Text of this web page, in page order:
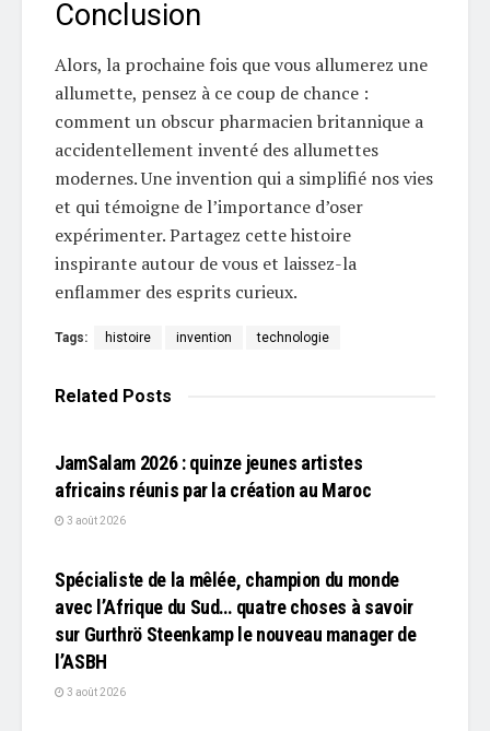
Conclusion
Alors, la prochaine fois que vous allumerez une
allumette, pensez à ce coup de chance :
comment un obscur pharmacien britannique a
accidentellement inventé des allumettes
modernes. Une invention qui a simplifié nos vies
et qui témoigne de l’importance d’oser
expérimenter. Partagez cette histoire
inspirante autour de vous et laissez-la
enflammer des esprits curieux.
Tags: histoire invention technologie
Related Posts
JamSalam 2026 : quinze jeunes artistes
africains réunis par la création au Maroc
3 août 2026
Spécialiste de la mêlée, champion du monde
avec l’Afrique du Sud… quatre choses à savoir
sur Gurthrö Steenkamp le nouveau manager de
l’ASBH
3 août 2026